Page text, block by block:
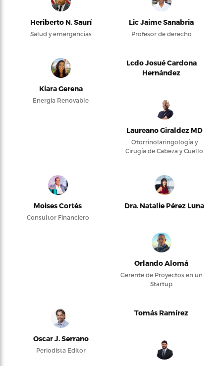
Heriberto N. Saurí
Salud y emergencias
Lic Jaime Sanabria
Profesor de derecho
Kiara Gerena
Energía Renovable
Lcdo Josué Cardona
Hernández
Laureano Giraldez MD
Otorrinolaringología y
Cirugía de Cabeza y Cuello
Moises Cortés
Consultor Financiero
Dra. Natalie Pérez Luna
Orlando Alomá
Gerente de Proyectos en un
Startup
Oscar J. Serrano
Periodista Editor
Tomás Ramírez